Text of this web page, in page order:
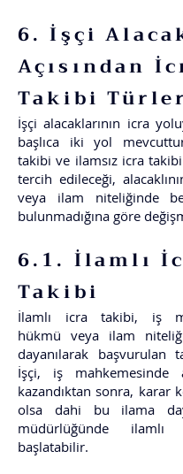
6. İşçi
Açısından
Takibi
İşçi alacaklarının icra
başlıca iki yol
takibi ve ilamsız icra
tercih edileceği,
veya ilam niteliğinde
bulunmadığına göre
6.1. İlamlı
Takibi
İlamlı icra takibi, iş
hükmü veya ilam
dayanılarak başvurulan
İşçi, iş mahkemesinde
kazandıktan sonra, karar
olsa dahi bu ilama
müdürlüğünde
başlatabilir.